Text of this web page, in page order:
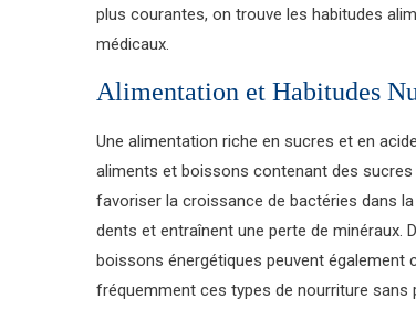
plus courantes, on trouve les habitudes
médicaux.
Alimentation et Habitudes
Une alimentation riche en sucres et en
aliments et boissons contenant des
favoriser la croissance de bactéries dans
dents et entraînent une perte de minéraux.
boissons énergétiques peuvent également
fréquemment ces types de nourriture sans